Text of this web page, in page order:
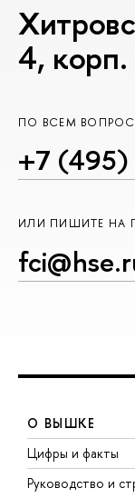
4,
ПО ВСЕМ
+7
ИЛИ ПИШИТЕ НА
О ВЫШКЕ
Цифры и факты
Руководство и